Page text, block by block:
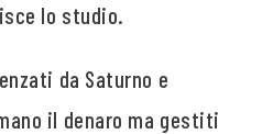
lo studio.
da Saturno e
il denaro ma gestiti